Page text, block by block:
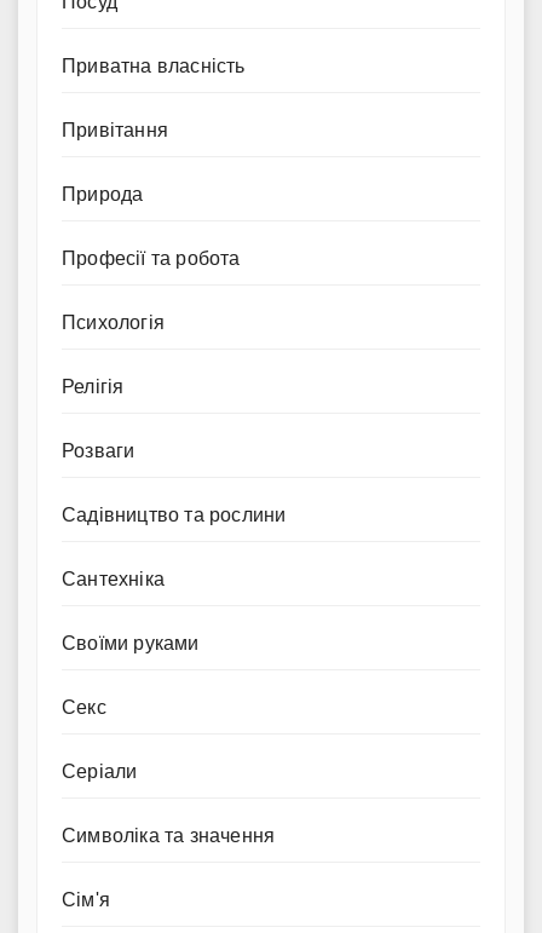
Приватна власність
Привітання
Природа
Професії та робота
Психологія
Релігія
Розваги
Садівництво та рослини
Сантехніка
Своїми руками
Секс
Серіали
Символіка та значення
Сім'я